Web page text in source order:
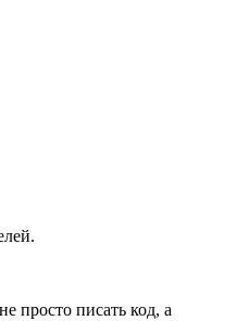
просто писать код, а